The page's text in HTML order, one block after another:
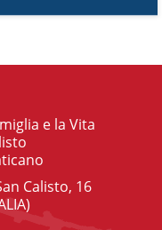
e la Vita
Calisto, 16